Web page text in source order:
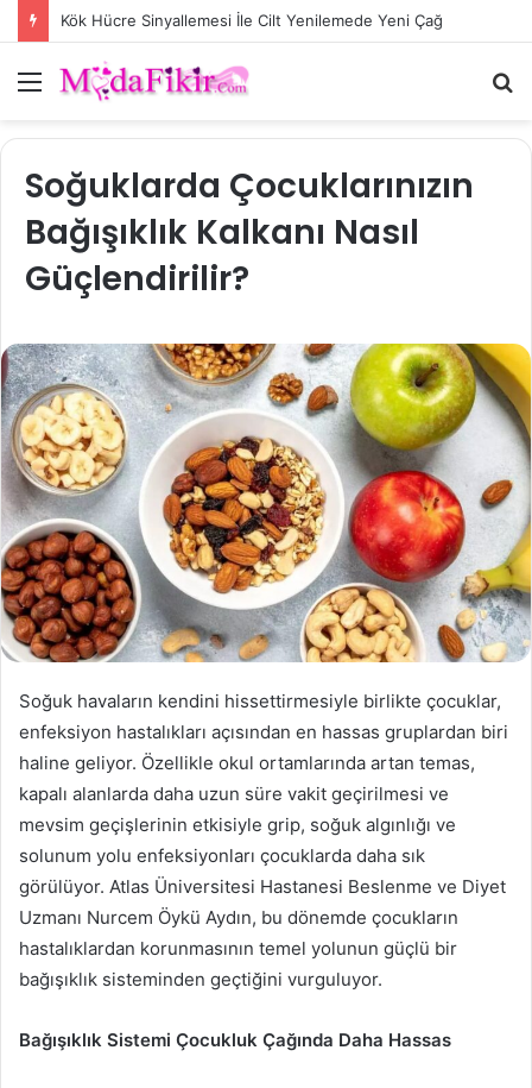
Kök Hücre Sinyallemesi İle Cilt Yenilemede Yeni Çağ
Menü
Soğuklarda Çocuklarınızın
Bağışıklık Kalkanı Nasıl
Güçlendirilir?
Soğuk havaların kendini hissettirmesiyle birlikte çocuklar,
enfeksiyon hastalıkları açısından en hassas gruplardan biri
haline geliyor. Özellikle okul ortamlarında artan temas,
kapalı alanlarda daha uzun süre vakit geçirilmesi ve
mevsim geçişlerinin etkisiyle grip, soğuk algınlığı ve
solunum yolu enfeksiyonları çocuklarda daha sık
görülüyor. Atlas Üniversitesi Hastanesi Beslenme ve Diyet
Uzmanı Nurcem Öykü Aydın, bu dönemde çocukların
hastalıklardan korunmasının temel yolunun güçlü bir
bağışıklık sisteminden geçtiğini vurguluyor.
Bağışıklık Sistemi Çocukluk Çağında Daha Hassas